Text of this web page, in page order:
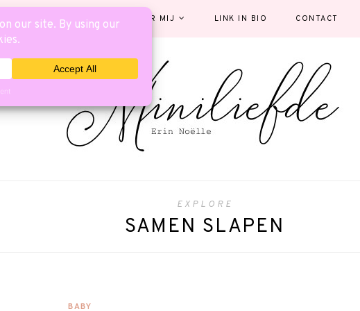
CATEGORIEËN OVER MIJ LINK IN BIO CONTACT
EXPLORE
SAMEN SLAPEN
BABY